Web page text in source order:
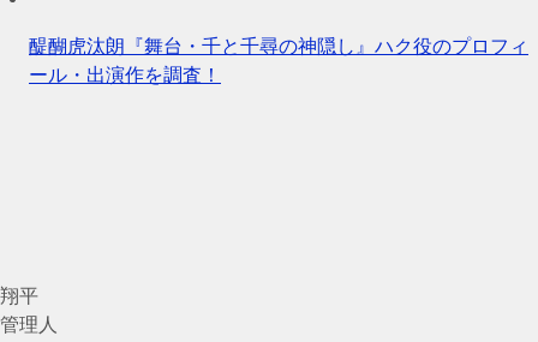
醍醐虎汰朗『舞台・千と千尋の神隠し』ハク役のプロフィ
ール・出演作を調査！
翔平
管理人